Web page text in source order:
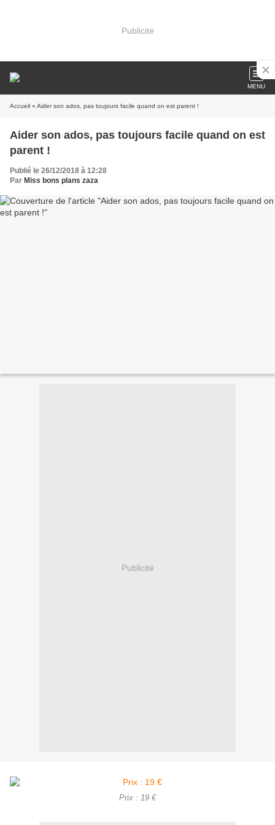
Publicité
MENU
Accueil » Aider son ados, pas toujours facile quand on est parent !
Aider son ados, pas toujours facile quand on est
parent !
Publié le 26/12/2018 à 12:28
Par Miss bons plans zaza
Publicité
Prix : 19 €